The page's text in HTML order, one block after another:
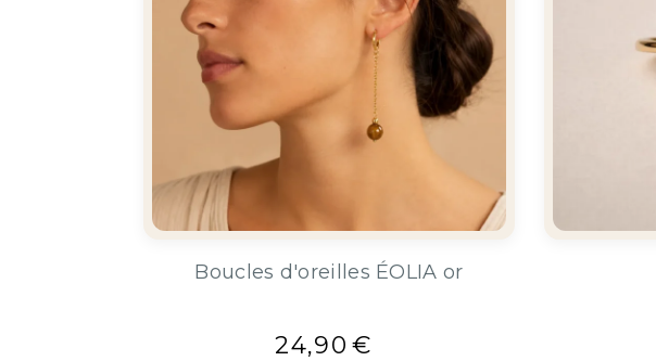
Boucles d'oreilles ÉOLIA or
24,90 €